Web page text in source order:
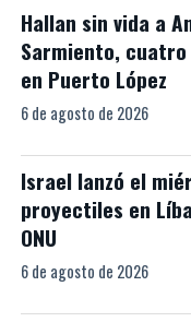
Hallan sin vida a
Sarmiento,
en Puerto López
6 de agosto de 2026
Israel lanzó el
proyectiles en
ONU
6 de agosto de 2026